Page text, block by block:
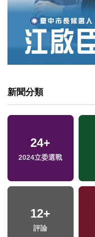
新聞分類
24+
2024立委選戰
12+
評論